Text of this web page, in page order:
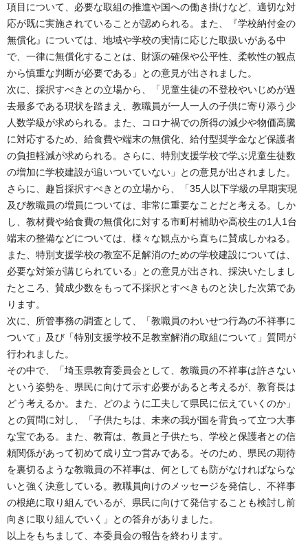
項目について、必要な取組の推進や国への働き掛けなど、適切な対
応が既に実施されていることが認められる。また、『学校納付金の
無償化』については、地域や学校の実情に応じた取扱いがある中
で、一律に無償化することは、財源の確保や公平性、柔軟性の観点
から慎重な判断が必要である」との意見が出されました。
次に、採択すべきとの立場から、「児童生徒の不登校やいじめが過
去最多である現状を踏まえ、教職員が一人一人の子供に寄り添う少
人数学級が求められる。また、コロナ禍での所得の減少や物価高騰
に対応するため、給食費や端末の無償化、給付型奨学金など保護者
の負担軽減が求められる。さらに、特別支援学校で学ぶ児童生徒数
の増加に学校建設が追いついていない」との意見が出されました。
さらに、趣旨採択すべきとの立場から、「35人以下学級の早期実現
及び教職員の増員については、非常に重要なことだと考える。しか
し、教材費や給食費の無償化に対する市町村補助や高校生の1人1台
端末の整備などについては、様々な観点から直ちに賛成しかねる。
また、特別支援学校の教室不足解消のための学校建設については、
必要な対策が講じられている」との意見が出され、採決いたしまし
たところ、賛成少数をもって不採択とすべきものと決した次第であ
ります。
次に、所管事務の調査として、「教職員のわいせつ行為の不祥事に
ついて」及び「特別支援学校不足教室解消の取組について」質問が
行われました。
その中で、「埼玉県教育委員会として、教職員の不祥事は許さない
という姿勢を、県民に向けて示す必要があると考えるが、教育長は
どう考えるか。また、どのように工夫して県民に伝えていくのか」
との質問に対し、「子供たちは、未来の我が国を背負って立つ大事
な宝である。また、教育は、教員と子供たち、学校と保護者との信
頼関係があって初めて成り立つ営みである。そのため、県民の期待
を裏切るような教職員の不祥事は、何としても防がなければならな
いと強く決意している。教職員向けのメッセージを発信し、不祥事
の根絶に取り組んでいるが、県民に向けて発信することも検討し前
向きに取り組んでいく」との答弁がありました。
以上をもちまして、本委員会の報告を終わります。